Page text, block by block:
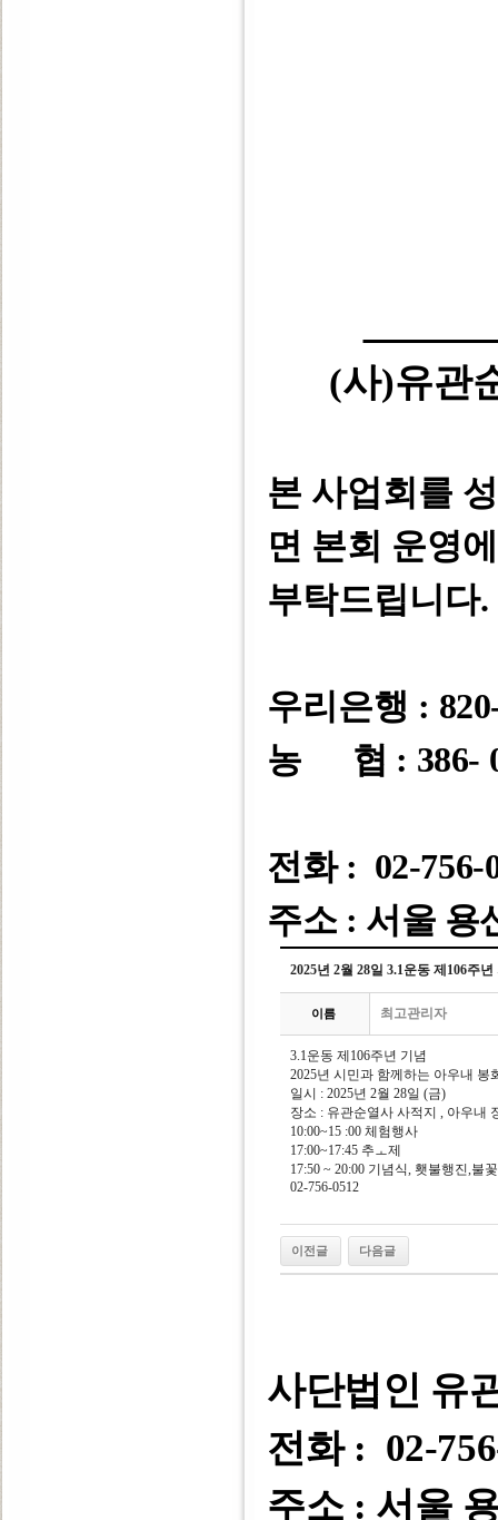
(사)유관
본 사업회를
면 본회 운영
부탁드립니다.
우리은행 :
농 협 : 386-
전화 : 02-756-
주소 : 서울 용
2025년 2월 28일 3.1운동 제106주
이름 최고관리자
3.1운동 제106주년 기념
2025년 시민과 함께하는 아우내 봉
일시 : 2025년 2월 28일 (금)
장소 : 유관순열사 사적지 , 아우내
10:00~15 :00 체험행사
17:00~17:45 추ㅗ제
17:50 ~ 20:00 기념식, 횃불행진,불
02-756-0512
이전글 다음글
사단법인 유
전화 : 02-
주소 : 서울